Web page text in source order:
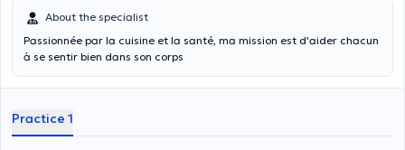
About the specialist
Passionnée par la cuisine et la santé, ma mission est d'aider chacun
à se sentir bien dans son corps
Practice 1